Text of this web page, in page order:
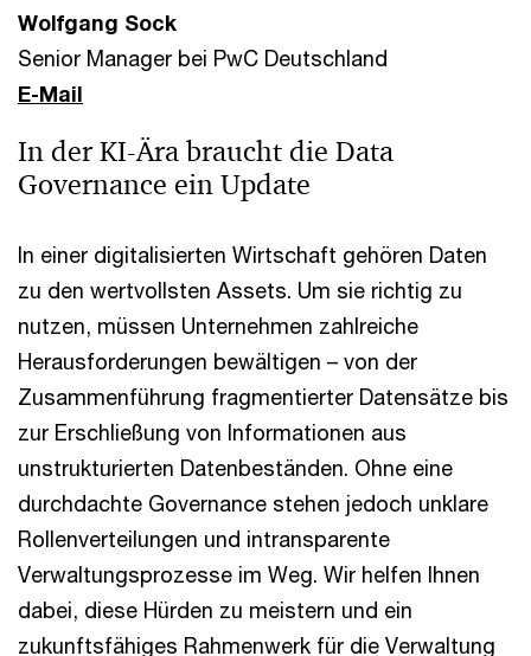
Wolfgang Sock
Senior Manager bei PwC Deutschland
E-Mail
In der KI-Ära braucht die Data
Governance ein Update
In einer digitalisierten Wirtschaft gehören Daten
zu den wertvollsten Assets. Um sie richtig zu
nutzen, müssen Unternehmen zahlreiche
Herausforderungen bewältigen – von der
Zusammenführung fragmentierter Datensätze bis
zur Erschließung von Informationen aus
unstrukturierten Datenbeständen. Ohne eine
durchdachte Governance stehen jedoch unklare
Rollenverteilungen und intransparente
Verwaltungsprozesse im Weg. Wir helfen Ihnen
dabei, diese Hürden zu meistern und ein
zukunftsfähiges Rahmenwerk für die Verwaltung